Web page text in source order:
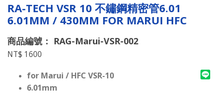
RA-TECH VSR 10 不鏽鋼精密管6.01
6.01MM / 430MM FOR MARUI HFC
商品編號： RAG-Marui-VSR-002
NT$ 1600
for Marui / HFC VSR-10
6.01mm